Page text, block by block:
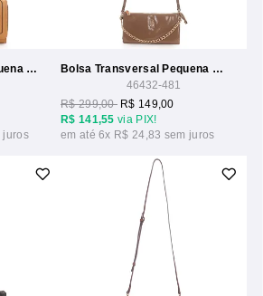
Bolsa Transversal Pequena Com Compartimentos
Bolsa Transversal Pequena Verniz Com Compartimentos E Alca Corrente
46432-481
R$ 141,55 via PIX!
R$ 299,00 R$ 149,00
6x R$ 24,83